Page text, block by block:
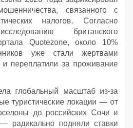
связанного с
налогов. Согласно
британского
Quotezone, около 10%
уже стали жертвами
переплатили за проживание
глобальный масштаб из-за
туристические локации — от
до российских Сочи и
радикально подняли ставки